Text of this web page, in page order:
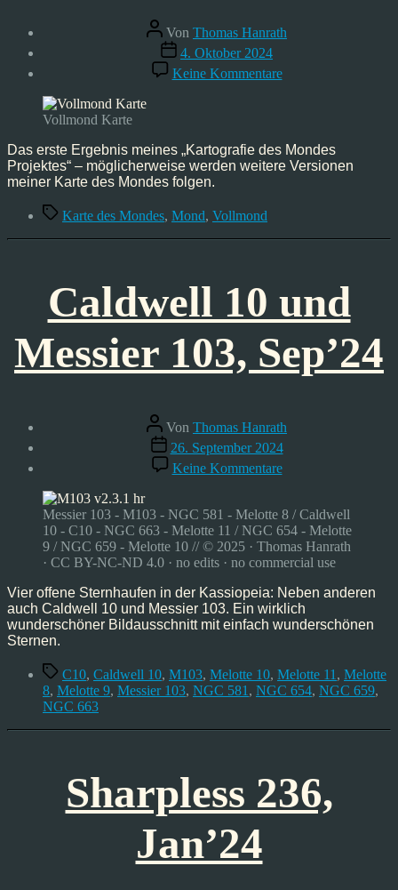
Beitragsautor
Von Thomas Hanrath
Veröffentlichungsdatum
4. Oktober 2024
Keine Kommentarezu
Karte
Vollmond Karte
Das erste Ergebnis meines „Kartografie des Mondes
Projektes“ – möglicherweise werden weitere Versionen
meiner Karte des Mondes folgen.
Schlagwörter
Karte des Mondes, Mond, Vollmond
Caldwell 10 und
Messier 103, Sep’24
Beitragsautor
Von Thomas Hanrath
Veröffentlichungsdatum
26. September 2024
Keine Kommentarezu
Caldwell
und
Messier
103,
Sep’24
Messier 103 - M103 - NGC 581 - Melotte 8 / Caldwell
10 - C10 - NGC 663 - Melotte 11 / NGC 654 - Melotte
9 / NGC 659 - Melotte 10 // © 2025 · Thomas Hanrath
· CC BY-NC-ND 4.0 · no edits · no commercial use
Vier offene Sternhaufen in der Kassiopeia: Neben anderen
auch Caldwell 10 und Messier 103. Ein wirklich
wunderschöner Bildausschnitt mit einfach wunderschönen
Sternen.
Schlagwörter
C10, Caldwell 10, M103, Melotte 10, Melotte 11 , Melotte
8, Melotte 9, Messier 103, NGC 581 , NGC 654, NGC 659,
NGC 663
Sharpless 236,
Jan’24